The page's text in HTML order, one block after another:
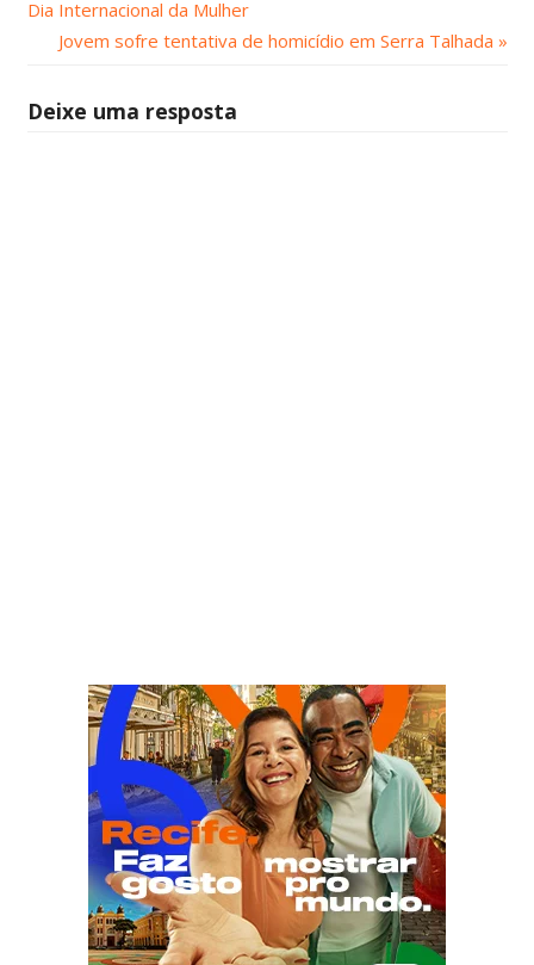
Anterior:
Dia Internacional da Mulher
Próximo
Jovem sofre tentativa de homicídio em Serra Talhada
Deixe uma resposta